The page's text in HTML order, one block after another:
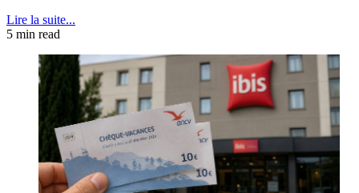
Lire la suite...
5 min read